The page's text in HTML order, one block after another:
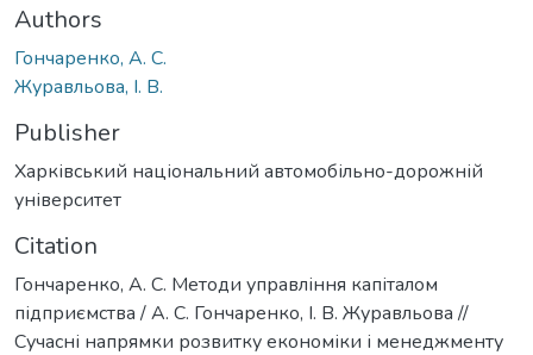
Authors
Гончаренко, А. С.
Журавльова, І. В.
Publisher
Харківський національний автомобільно-дорожній
університет
Citation
Гончаренко, А. С. Методи управління капіталом
підприємства / А. С. Гончаренко, І. В. Журавльова //
Сучасні напрямки розвитку економіки і менеджменту